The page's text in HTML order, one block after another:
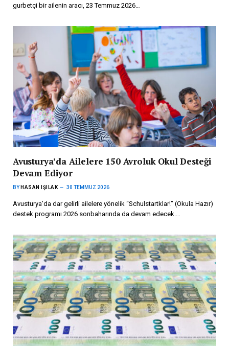
gurbetçi bir ailenin aracı, 23 Temmuz 2026…
Avusturya’da Ailelere 150 Avroluk Okul Desteği
Devam Ediyor
BY HASAN IŞILAK 30 TEMMUZ 2026
Avusturya’da dar gelirli ailelere yönelik “Schulstartklar!” (Okula Hazır)
destek programı 2026 sonbaharında da devam edecek.…